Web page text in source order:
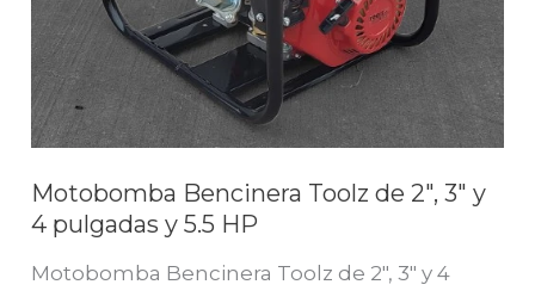
Motobomba Bencinera Toolz de 2″, 3″ y
4 pulgadas y 5.5 HP
Motobomba Bencinera Toolz de 2″, 3″ y 4
5.5
HP